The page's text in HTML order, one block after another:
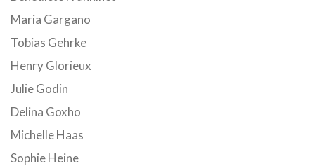
Maria Gargano
Tobias Gehrke
Henry Glorieux
Julie Godin
Delina Goxho
Michelle Haas
Sophie Heine